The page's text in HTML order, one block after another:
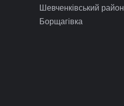
Шевченківський район
Борщагівка